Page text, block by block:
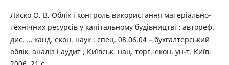
Лиско О. В. Облік і контроль використання матеріально-
технічних ресурсів у капітальному будівництві : автореф.
дис. … канд. екон. наук : спец. 08.06.04 – бухгалтерський
облік, аналіз і аудит ; Київськ. нац. торг.-екон. ун-т. Київ,